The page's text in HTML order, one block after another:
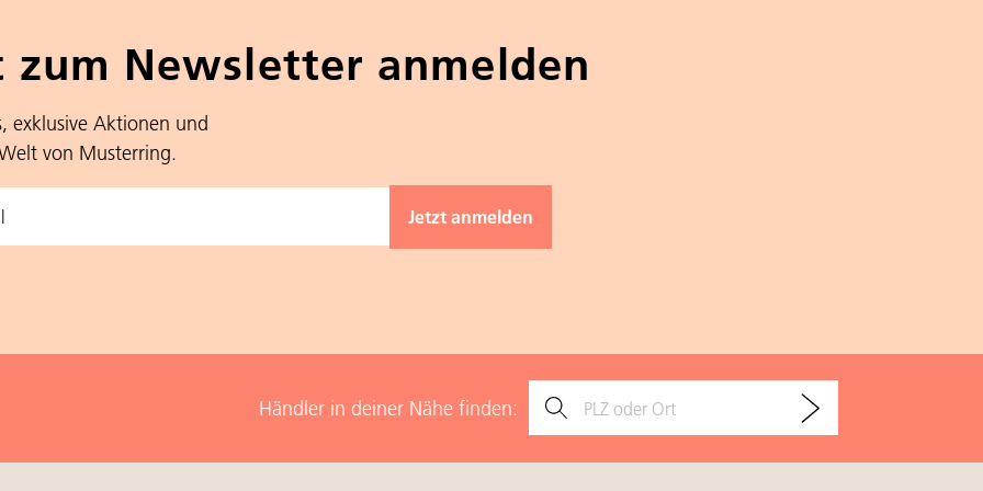
zum Newsletter anmelden
exklusive Aktionen und
von Musterring.
Händler in deiner Nähe finden: